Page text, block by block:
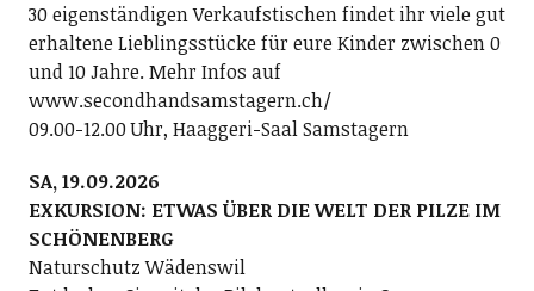
30 eigenständigen Verkaufstischen findet ihr viele gut
erhaltene Lieblingsstücke für eure Kinder zwischen 0
und 10 Jahre. Mehr Infos auf
www.secondhandsamstagern.ch/
09.00-12.00 Uhr, Haaggeri-Saal Samstagern
SA, 19.09.2026
EXKURSION: ETWAS ÜBER DIE WELT DER PILZE IM
SCHÖNENBERG
Naturschutz Wädenswil